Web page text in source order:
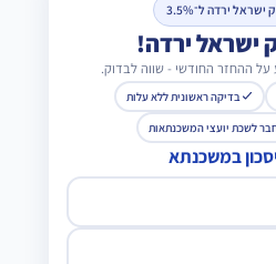
ישראל ירדה ל־3.5%
ישראל ירדה!
על ההחזר החודשי - שווה לבדוק.
בדיקה ראשונית ללא עלות
לשכת יועצי המשכנתאות
במשכנתא